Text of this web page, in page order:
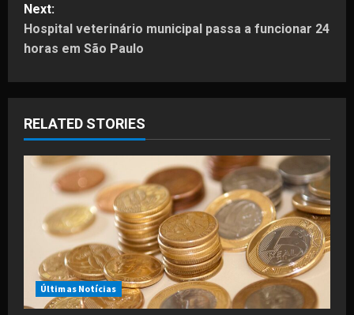
t
a
v
i
Next:
Hospital veterinário municipal passa a funcionar 24
horas em São Paulo
RELATED STORIES
Últimas Notícias